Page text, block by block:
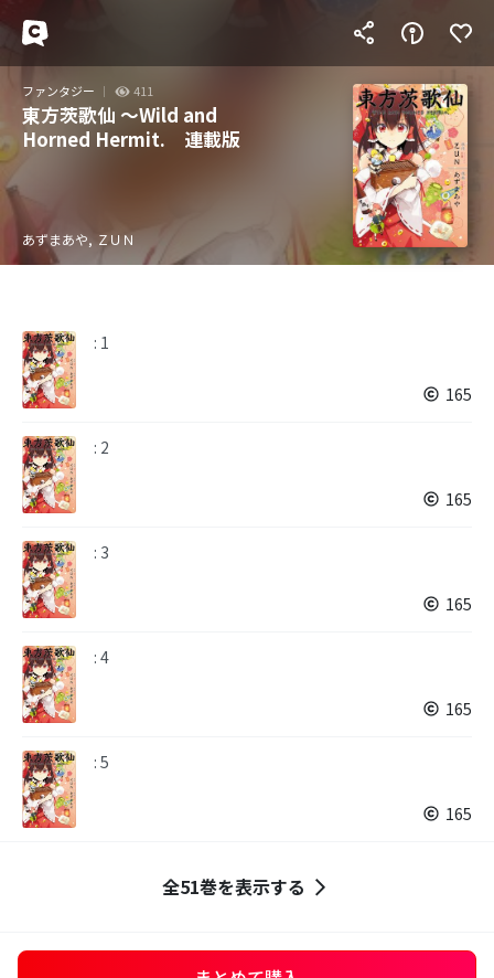
ファンタジー 411
東方茨歌仙 ～Wild and
Horned Hermit. 連載版
あずまあや, ＺＵＮ
: 1
165
: 2
165
: 3
165
: 4
165
: 5
165
全51巻を表示する